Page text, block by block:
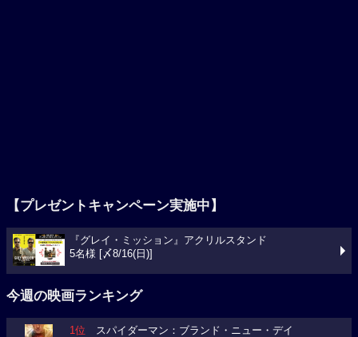
【プレゼントキャンペーン実施中】
『グレイ・ミッション』アクリルスタンド
5名様 [〆8/16(日)]
今週の映画ランキング
1位 スパイダーマン：ブランド・ニュー・デイ